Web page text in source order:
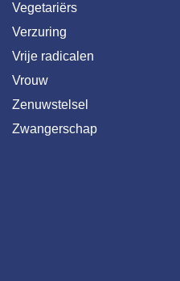
Vegetariërs
Verzuring
Vrije radicalen
Vrouw
Zenuwstelsel
Zwangerschap